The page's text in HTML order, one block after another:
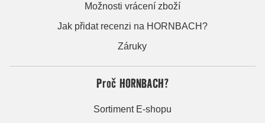
Možnosti vrácení zboží
Jak přidat recenzi na HORNBACH?
Záruky
Proč HORNBACH?
Sortiment E-shopu